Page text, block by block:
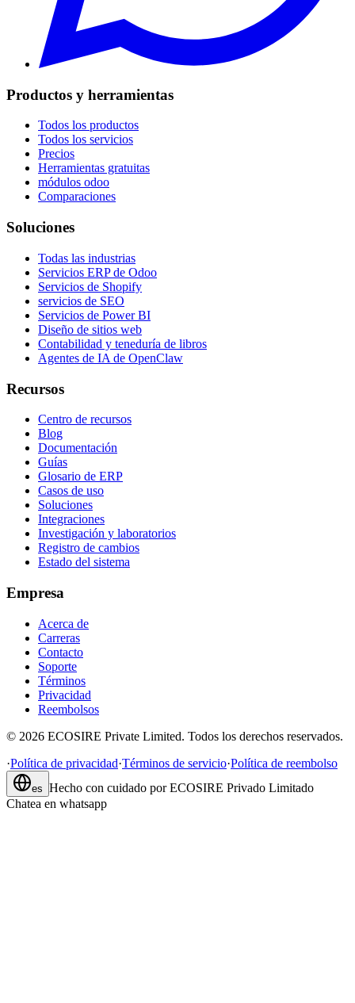
Productos y herramientas
Todos los productos
Todos los servicios
Precios
Herramientas gratuitas
módulos odoo
Comparaciones
Soluciones
Todas las industrias
Servicios ERP de Odoo
Servicios de Shopify
servicios de SEO
Servicios de Power BI
Diseño de sitios web
Contabilidad y teneduría de libros
Agentes de IA de OpenClaw
Recursos
Centro de recursos
Blog
Documentación
Guías
Glosario de ERP
Casos de uso
Soluciones
Integraciones
Investigación y laboratorios
Registro de cambios
Estado del sistema
Empresa
Acerca de
Carreras
Contacto
Soporte
Términos
Privacidad
Reembolsos
© 2026 ECOSIRE Private Limited. Todos los derechos reservados.
·Política de privacidad·Términos de servicio·Política de reembolso
es Hecho con cuidado por ECOSIRE Privado Limitado
Chatea en whatsapp